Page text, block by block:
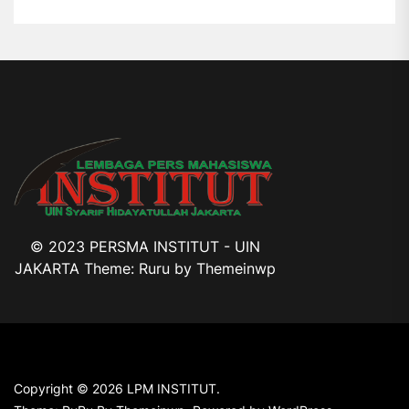
© 2023 PERSMA INSTITUT - UIN
JAKARTA Theme: Ruru by Themeinwp
Copyright © 2026 LPM INSTITUT.